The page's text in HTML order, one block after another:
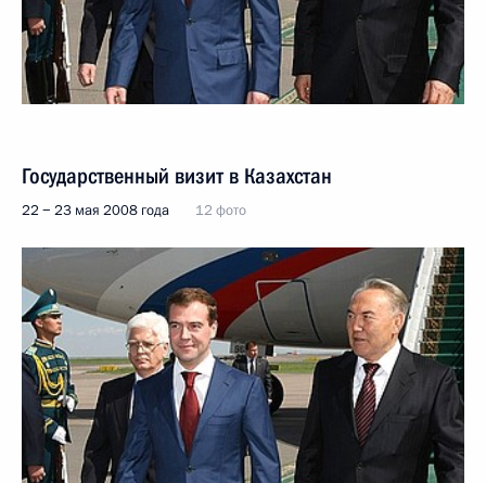
Государственный визит в Казахстан
22 − 23 мая 2008 года 12 фото